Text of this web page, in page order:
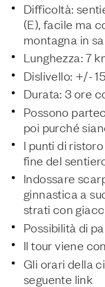
Difficoltà:
(E), facile ma
montagna in
Lunghezza: 7
Dislivello: +/-
Durata: 3 ore
Possono
poi purché
I punti di
fine del
Indossare
ginnastica a
strati con
Possibilità di
Il tour viene
Gli orari della
seguente link